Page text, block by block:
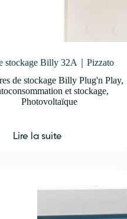
stockage Billy 32A｜Pizzato
de stockage Billy Plug'n Play,
et stockage,
Photovoltaïque
Lire la suite